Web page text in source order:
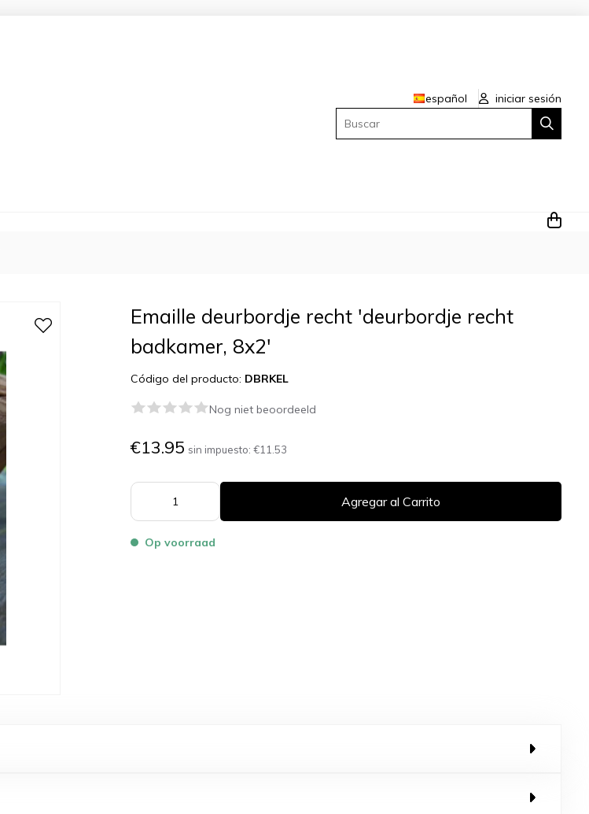
español
iniciar sesión
Emaille deurbordje recht 'deurbordje recht
badkamer, 8x2'
Código del producto: DBRKEL
Nog niet beoordeeld
€13.95 sin impuesto:€11.53
Agregar al Carrito
Op voorraad